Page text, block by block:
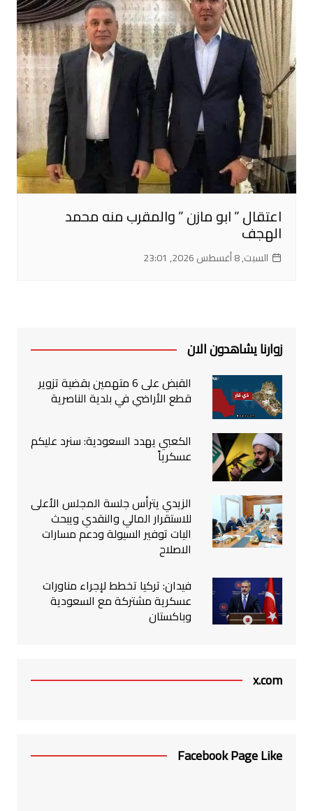
اعتقال ” ابو مازن ” والمقرب منه محمد
الهجف
السبت, 8 أغسطس 2026, 23:01
زوارنا يشاهدون الان
القبض على 6 متهمين بقضية تزوير
قطع الأراضي في بلدية الناصرية
الكعبي يهدد السعودية: سنرد عليكم
عسكرياً
الزيدي يترأس جلسة المجلس الأعلى
للاستقرار المالي والنقدي ويبحث
اليات توفير السيولة ودعم مسارات
الاصلاح
فيدان: تركيا تخطط لإجراء مناورات
عسكرية مشتركة مع السعودية
وباكستان
x.com
Facebook Page Like